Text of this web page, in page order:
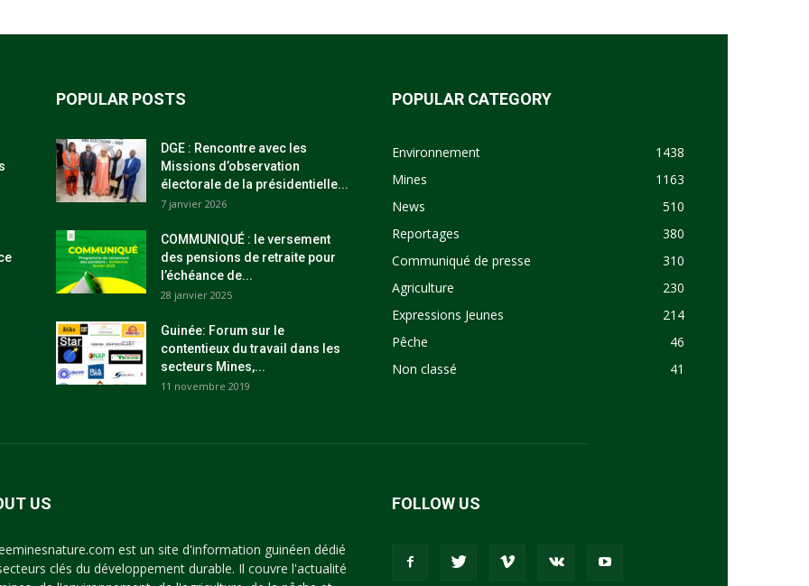
POPULAR POSTS
DGE : Rencontre avec les
Missions d’observation
électorale de la présidentielle...
7 janvier 2026
COMMUNIQUÉ : le versement
des pensions de retraite pour
l’échéance de...
28 janvier 2025
Guinée: Forum sur le
contentieux du travail dans les
secteurs Mines,...
11 novembre 2019
POPULAR CATEGORY
Environnement
1438
Mines
1163
News
510
Reportages
380
Communiqué de presse
310
Agriculture
230
Expressions Jeunes
214
Pêche
46
Non classé
41
US
est un site d'information guinéen dédié
clés du développement durable. Il couvre l'actualité
FOLLOW US